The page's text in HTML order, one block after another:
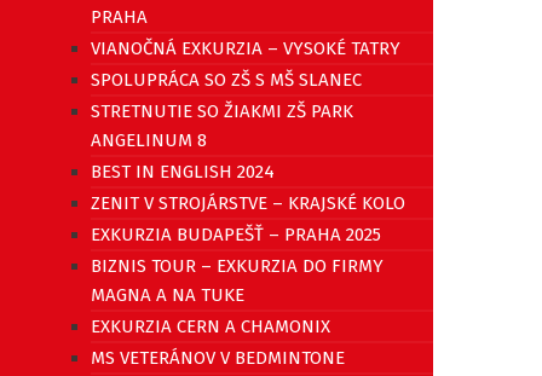
PRAHA
VIANOČNÁ EXKURZIA – VYSOKÉ TATRY
SPOLUPRÁCA SO ZŠ S MŠ SLANEC
STRETNUTIE SO ŽIAKMI ZŠ PARK
ANGELINUM 8
BEST IN ENGLISH 2024
ZENIT V STROJÁRSTVE – KRAJSKÉ KOLO
EXKURZIA BUDAPEŠŤ – PRAHA 2025
BIZNIS TOUR – EXKURZIA DO FIRMY
MAGNA A NA TUKE
EXKURZIA CERN A CHAMONIX
MS VETERÁNOV V BEDMINTONE